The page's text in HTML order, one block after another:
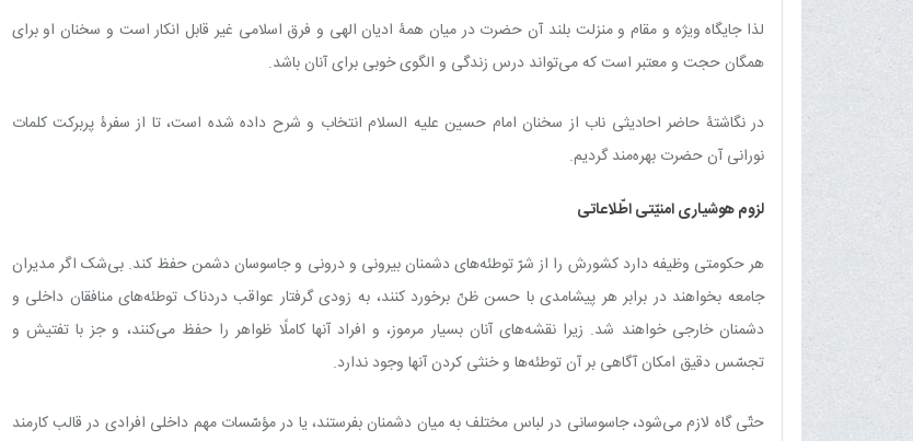
لذا جایگاه ویژه و مقام و منزلت بلند آن حضرت در میان همۀ ادیان الهی و فرق اسلامی غیر قابل انکار است و سخنان او برای
همگان حجت و معتبر است که می‌تواند درس زندگی و الگوی خوبی برای آنان باشد.
در نگاشتۀ حاضر احادیثی ناب از سخنان امام حسین علیه السلام انتخاب و شرح داده شده است، تا از سفرۀ پربرکت کلمات
نورانی آن حضرت بهره‌مند گردیم.
لزوم هوشیاری امنیّتی اطّلاعاتی
هر حکومتی‏ وظیفه‏ دارد کشورش را از شرّ توطئه‌های دشمنان بیرونی و درونی و جاسوسان دشمن حفظ کند. بی‌شک اگر مدیران
جامعه بخواهند در برابر هر پیشامدی با حسن ظنّ برخورد کنند، به زودی گرفتار عواقب دردناک توطئه‌های منافقان داخلی و
دشمنان خارجی خواهند شد. زیرا نقشه‌های آنان بسیار مرموز، و افراد آنها کاملًا ظواهر را حفظ می‌کنند، و جز با تفتیش و
تجسّس دقیق امکان‏ آگاهی بر آن توطئه‌ها و خنثی کردن آنها وجود ندارد.
حتّی گاه لازم می‌شود، جاسوسانی در لباس مختلف به میان دشمنان بفرستند، یا در مؤسّسات مهم داخلی افرادی در قالب کارمند